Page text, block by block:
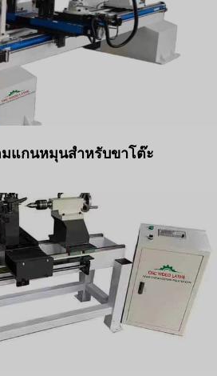
มแกนหมุนสำหรับขาโต๊ะ